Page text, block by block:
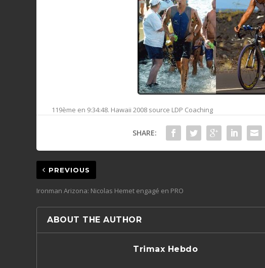
119ème en 9:34:48. Hawaii 2008 source LDP Coaching
SHARE:
PREVIOUS
Ironman Arizona: Nicolas Hemet engagé en PRO
ABOUT THE AUTHOR
Trimax Hebdo